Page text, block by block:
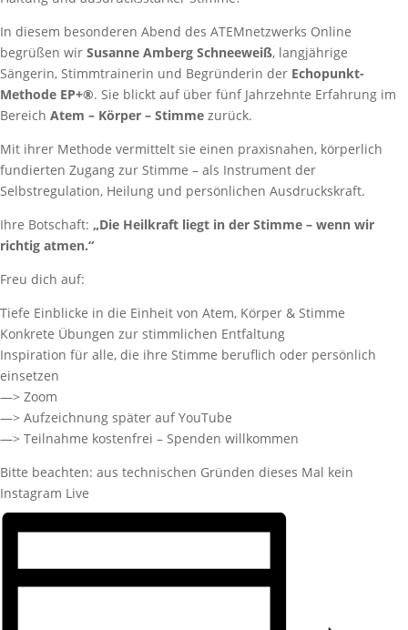
In diesem besonderen Abend des ATEMnetzwerks Online
begrüßen wir Susanne Amberg Schneeweiß, langjährige
Sängerin, Stimmtrainerin und Begründerin der Echopunkt-
Methode EP+®. Sie blickt auf über fünf Jahrzehnte Erfahrung im
Bereich Atem – Körper – Stimme zurück.
Mit ihrer Methode vermittelt sie einen praxisnahen, körperlich
fundierten Zugang zur Stimme – als Instrument der
Selbstregulation, Heilung und persönlichen Ausdruckskraft.
Ihre Botschaft: „Die Heilkraft liegt in der Stimme – wenn wir
richtig atmen.“
Freu dich auf:
Tiefe Einblicke in die Einheit von Atem, Körper & Stimme
Konkrete Übungen zur stimmlichen Entfaltung
Inspiration für alle, die ihre Stimme beruflich oder persönlich
einsetzen
—> Zoom
—> Aufzeichnung später auf YouTube
—> Teilnahme kostenfrei – Spenden willkommen
Bitte beachten: aus technischen Gründen dieses Mal kein
Instagram Live